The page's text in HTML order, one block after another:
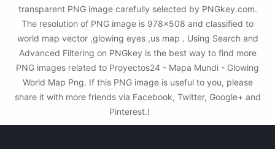
transparent PNG image carefully selected by PNGkey.com.
The resolution of PNG image is 978x508 and classified to
world map vector ,glowing eyes ,us map . Using Search and
Advanced Filtering on PNGkey is the best way to find more
PNG images related to Proyectos24 - Mapa Mundi - Glowing
World Map Png. If this PNG image is useful to you, please
share it with more friends via Facebook, Twitter, Google+ and
Pinterest.!